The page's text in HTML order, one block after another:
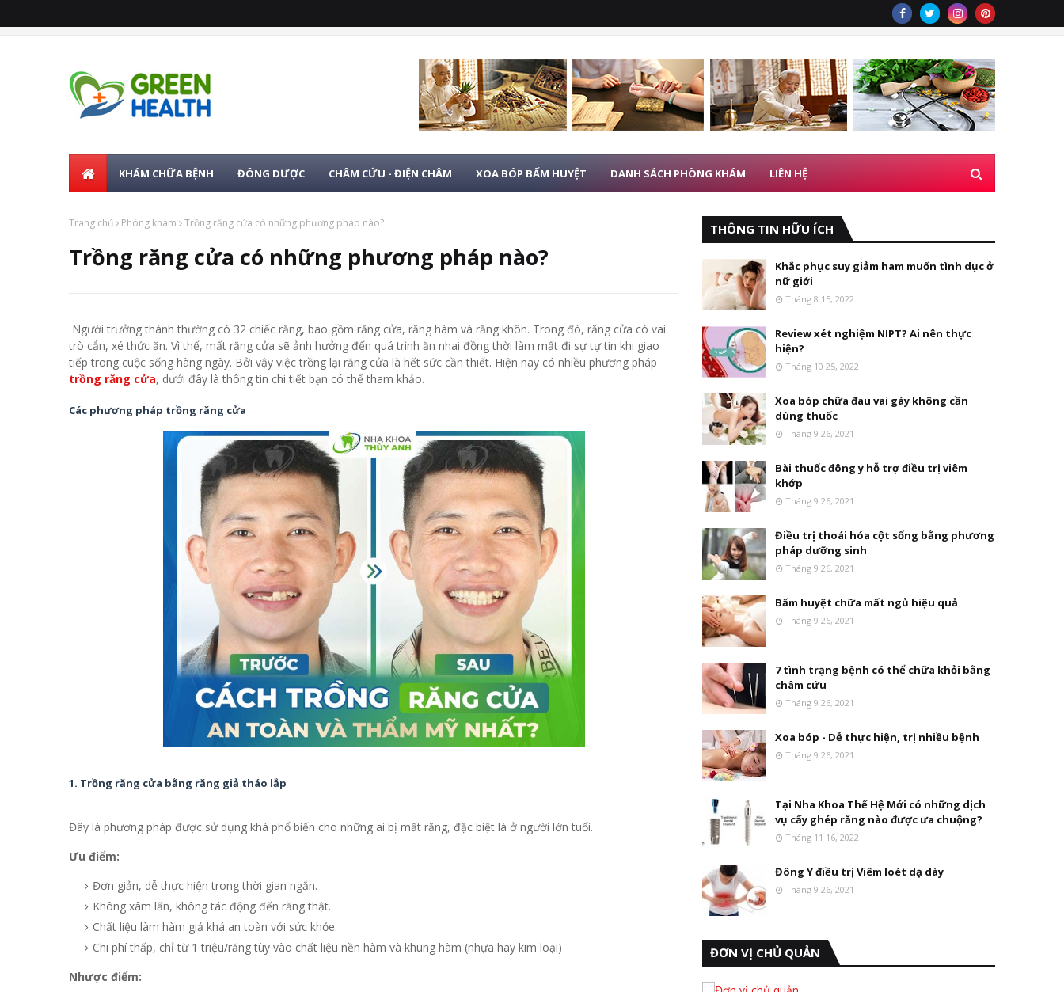
KHÁM CHỮA BỆNH ĐÔNG DƯỢC CHÂM CỨU - ĐIỆN CHÂM XOA BÓP BẤM HUYỆT DANH SÁCH PHÒNG KHÁM LIÊN HỆ
Trang chủ Phòng khám Trồng răng cửa có những phương pháp nào?
Trồng răng cửa có những phương pháp nào?
Người trưởng thành thường có 32 chiếc răng, bao gồm răng cửa, răng hàm và răng khôn. Trong đó, răng cửa có vai
trò cắn, xé thức ăn. Vì thế, mất răng cửa sẽ ảnh hưởng đến quá trình ăn nhai đồng thời làm mất đi sự tự tin khi giao
tiếp trong cuộc sống hàng ngày. Bởi vậy việc trồng lại răng cửa là hết sức cần thiết. Hiện nay có nhiều phương pháp
trồng răng cửa, dưới đây là thông tin chi tiết bạn có thể tham khảo.
Các phương pháp trồng răng cửa
1. Trồng răng cửa bằng răng giả tháo lắp
Đây là phương pháp được sử dụng khá phổ biến cho những ai bị mất răng, đặc biệt là ở người lớn tuổi.
Ưu điểm:
Đơn giản, dễ thực hiện trong thời gian ngắn.
Không xâm lấn, không tác động đến răng thật.
Chất liệu làm hàm giả khá an toàn với sức khỏe.
Chi phí thấp, chỉ từ 1 triệu/răng tùy vào chất liệu nền hàm và khung hàm (nhựa hay kim loại)
Nhược điểm:
THÔNG TIN HỮU ÍCH
Khắc phục suy giảm ham muốn tình dục ở
nữ giới
Tháng 8 15, 2022
Review xét nghiệm NIPT? Ai nên thực
hiện?
Tháng 10 25, 2022
Xoa bóp chữa đau vai gáy không cần
dùng thuốc
Tháng 9 26, 2021
Bài thuốc đông y hỗ trợ điều trị viêm
khớp
Tháng 9 26, 2021
Điều trị thoái hóa cột sống bằng phương
pháp dưỡng sinh
Tháng 9 26, 2021
Bấm huyệt chữa mất ngủ hiệu quả
Tháng 9 26, 2021
7 tình trạng bệnh có thể chữa khỏi bằng
châm cứu
Tháng 9 26, 2021
Xoa bóp - Dễ thực hiện, trị nhiều bệnh
Tháng 9 26, 2021
Tại Nha Khoa Thế Hệ Mới có những dịch
vụ cấy ghép răng nào được ưa chuộng?
Tháng 11 16, 2022
Đông Y điều trị Viêm loét dạ dày
Tháng 9 26, 2021
ĐƠN VỊ CHỦ QUẢN